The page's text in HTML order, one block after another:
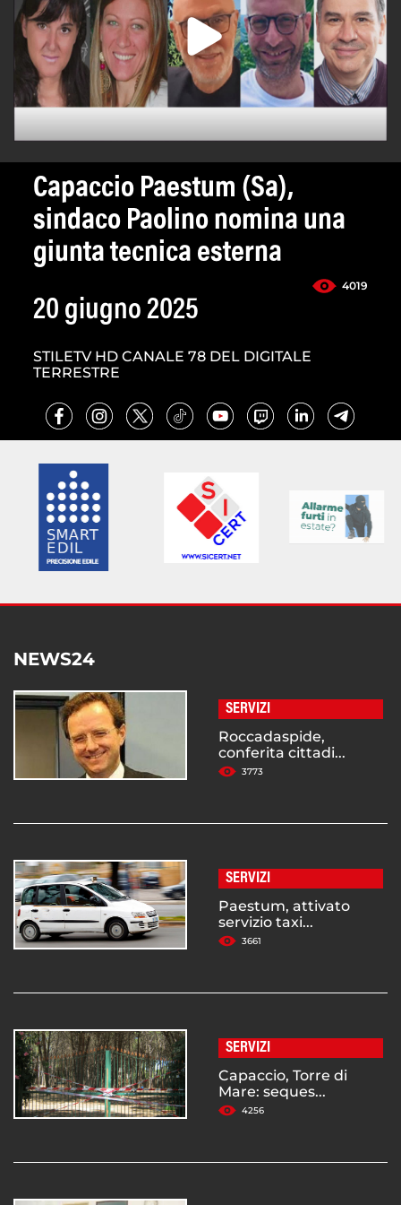
Capaccio Paestum (Sa),
sindaco Paolino nomina una
giunta tecnica esterna
4019
20 giugno 2025
STILETV HD CANALE 78 DEL DIGITALE
TERRESTRE
NEWS24
SERVIZI
Roccadaspide,
conferita cittadi...
3773
SERVIZI
Paestum, attivato
servizio taxi...
3661
SERVIZI
Capaccio, Torre di
Mare: seques...
4256